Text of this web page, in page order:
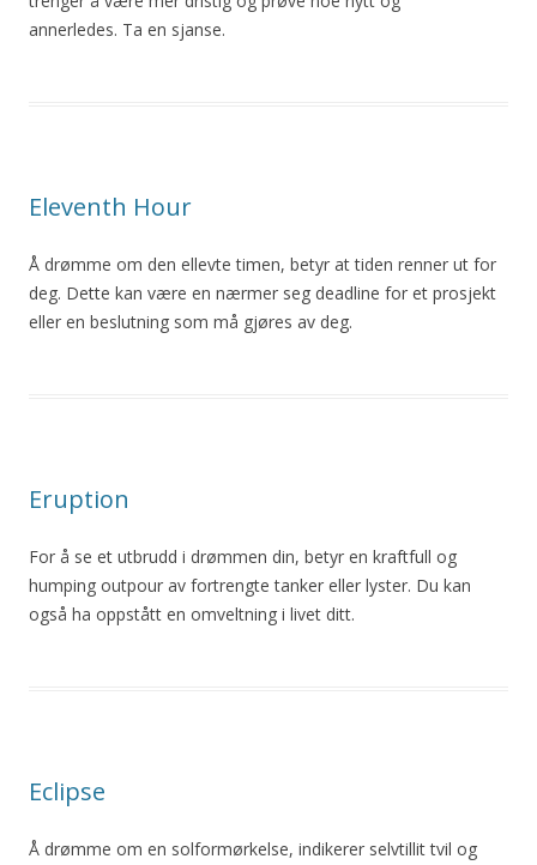
annerledes. Ta en sjanse.
Eleventh Hour
Å drømme om den ellevte timen, betyr at tiden renner ut for
deg. Dette kan være en nærmer seg deadline for et prosjekt
eller en beslutning som må gjøres av deg.
Eruption
For å se et utbrudd i drømmen din, betyr en kraftfull og
humping outpour av fortrengte tanker eller lyster. Du kan
også ha oppstått en omveltning i livet ditt.
Eclipse
Å drømme om en solformørkelse, indikerer selvtillit tvil og